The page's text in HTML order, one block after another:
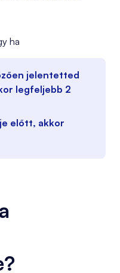
ha
jelentetted
legfeljebb 2
je előtt, akkor